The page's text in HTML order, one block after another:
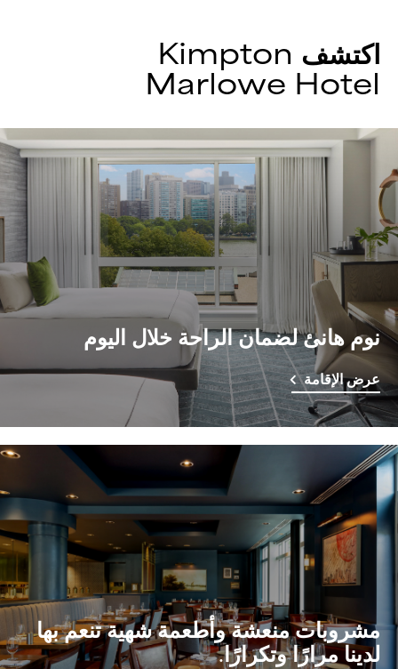
اكتشف Kimpton
Marlowe Hotel
نوم هانئ لضمان الراحة خلال اليوم
عرض الإقامة
مشروبات منعشة وأطعمة شهية تنعم بها
لدينا مرارًا وتكرارًا.